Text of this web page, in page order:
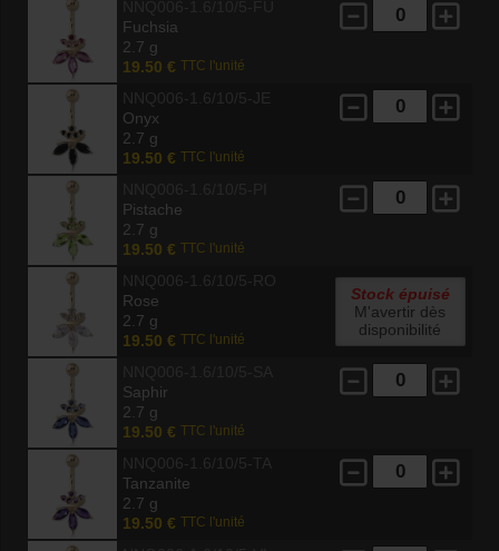
Fuchsia
2.7 g
19.50 € TTC l'unité
Onyx
2.7 g
19.50 € TTC l'unité
Pistache
2.7 g
19.50 € TTC l'unité
Rose
2.7 g
19.50 € TTC l'unité
Stock épuisé
M'avertir dès
disponibilité
Saphir
2.7 g
19.50 € TTC l'unité
Tanzanite
2.7 g
19.50 € TTC l'unité